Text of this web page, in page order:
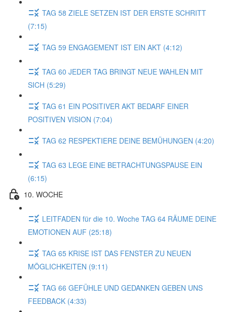
TAG 58 ZIELE SETZEN IST DER ERSTE SCHRITT
(7:15)
TAG 59 ENGAGEMENT IST EIN AKT (4:12)
TAG 60 JEDER TAG BRINGT NEUE WAHLEN MIT
SICH (5:29)
TAG 61 EIN POSITIVER AKT BEDARF EINER
POSITIVEN VISION (7:04)
TAG 62 RESPEKTIERE DEINE BEMÜHUNGEN (4:20)
TAG 63 LEGE EINE BETRACHTUNGSPAUSE EIN
(6:15)
10. WOCHE
LEITFADEN für die 10. Woche TAG 64 RÄUME DEINE
EMOTIONEN AUF (25:18)
TAG 65 KRISE IST DAS FENSTER ZU NEUEN
MÖGLICHKEITEN (9:11)
TAG 66 GEFÜHLE UND GEDANKEN GEBEN UNS
FEEDBACK (4:33)